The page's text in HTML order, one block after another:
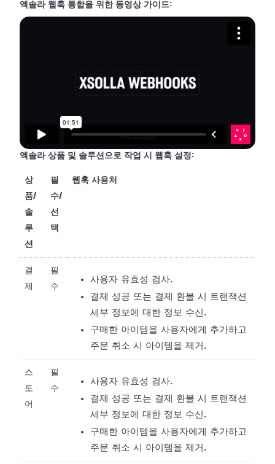
엑솔라 웹훅 통합을 위한 동영상 가이드:
엑솔라 상품 및 솔루션으로 작업 시 웹훅 설정:
상
품/
솔
루
션
필
수/
선
택
웹훅 사용처
결
제
필
수
사용자 유효성 검사.
결제 성공 또는 결제 환불 시 트랜잭션
세부 정보에 대한 정보 수신.
구매한 아이템을 사용자에게 추가하고
주문 취소 시 아이템을 제거.
스
토
어
필
수
사용자 유효성 검사.
결제 성공 또는 결제 환불 시 트랜잭션
세부 정보에 대한 정보 수신.
구매한 아이템을 사용자에게 추가하고
주문 취소 시 아이템을 제거.